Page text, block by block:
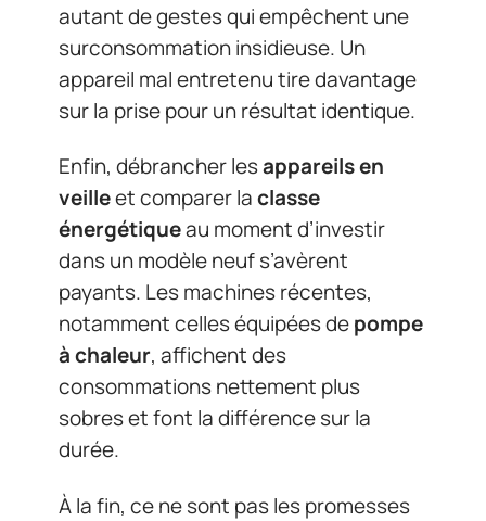
autant de gestes qui empêchent une
surconsommation insidieuse. Un
appareil mal entretenu tire davantage
sur la prise pour un résultat identique.
Enfin, débrancher lesappareils en
veilleet comparer laclasse
énergétiqueau moment d’investir
dans un modèle neuf s’avèrent
payants. Les machines récentes,
notamment celles équipées depompe
à chaleur, affichent des
consommations nettement plus
sobres et font la différence sur la
durée.
À la fin, ce ne sont pas les promesses